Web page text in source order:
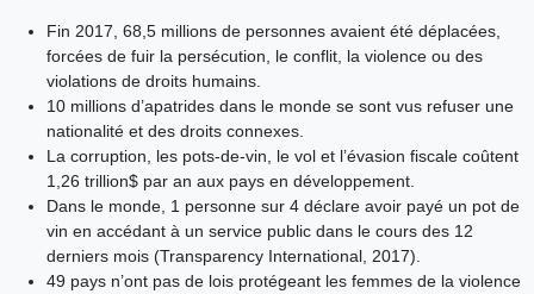
Fin 2017, 68,5 millions de personnes avaient été déplacées,
forcées de fuir la persécution, le conflit, la violence ou des
violations de droits humains.
10 millions d’apatrides dans le monde se sont vus refuser une
nationalité et des droits connexes.
La corruption, les pots-de-vin, le vol et l’évasion fiscale coûtent
1,26 trillion$ par an aux pays en développement.
Dans le monde, 1 personne sur 4 déclare avoir payé un pot de
vin en accédant à un service public dans le cours des 12
derniers mois (Transparency International, 2017).
49 pays n’ont pas de lois protégeant les femmes de la violence